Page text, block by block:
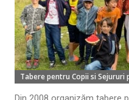
Tabere pentru Copii si Sejururi